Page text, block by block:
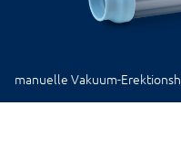
manuelle Vakuum-